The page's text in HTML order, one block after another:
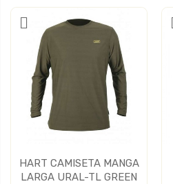
HART CAMISETA MANGA
LARGA URAL-TL GREEN